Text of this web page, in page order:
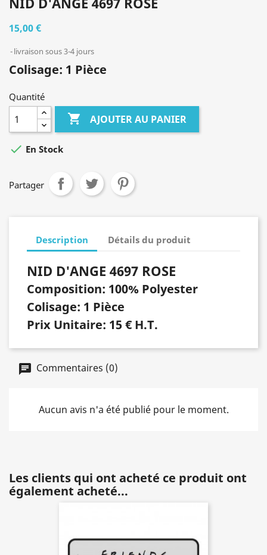
15,00 €
livraison sous 3-4 jours
Colisage: 1 Pièce
Quantité
 AJOUTER AU PANIER
 En Stock
Partager
Description Détails du produit
NID D'ANGE 4697 ROSE
Composition: 100% Polyester
Colisage: 1 Pièce
Prix Unitaire: 15 € H.T.
Commentaires (0)
Aucun avis n'a été publié pour le moment.
Les clients qui ont acheté ce produit ont
également acheté...